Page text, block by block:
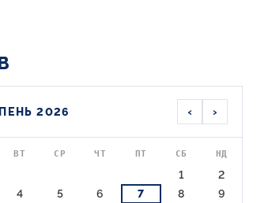
2026 ‹ ›
ВТ СР ЧТ ПТ СБ НД
1
2
4 5 6 7 8
9